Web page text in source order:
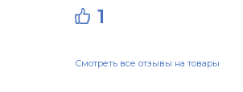
1
Смотреть все отзывы на товары